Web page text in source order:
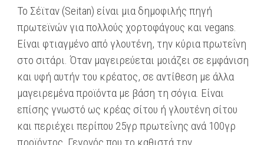
Το Σέϊταν (Seitan) είναι μια δημοφιλής πηγή
πρωτεϊνών για πολλούς χορτοφάγους και vegans.
Είναι φτιαγμένο από γλουτένη, την κύρια πρωτεΐνη
στο σιτάρι. Όταν μαγειρεύεται μοιάζει σε εμφάνιση
και υφή αυτήν του κρέατος, σε αντίθεση με άλλα
μαγειρεμένα προϊόντα με βάση τη σόγια. Είναι
επίσης γνωστό ως κρέας σίτου ή γλουτένη σίτου
και περιέχει περίπου 25γρ πρωτεΐνης ανά 100γρ